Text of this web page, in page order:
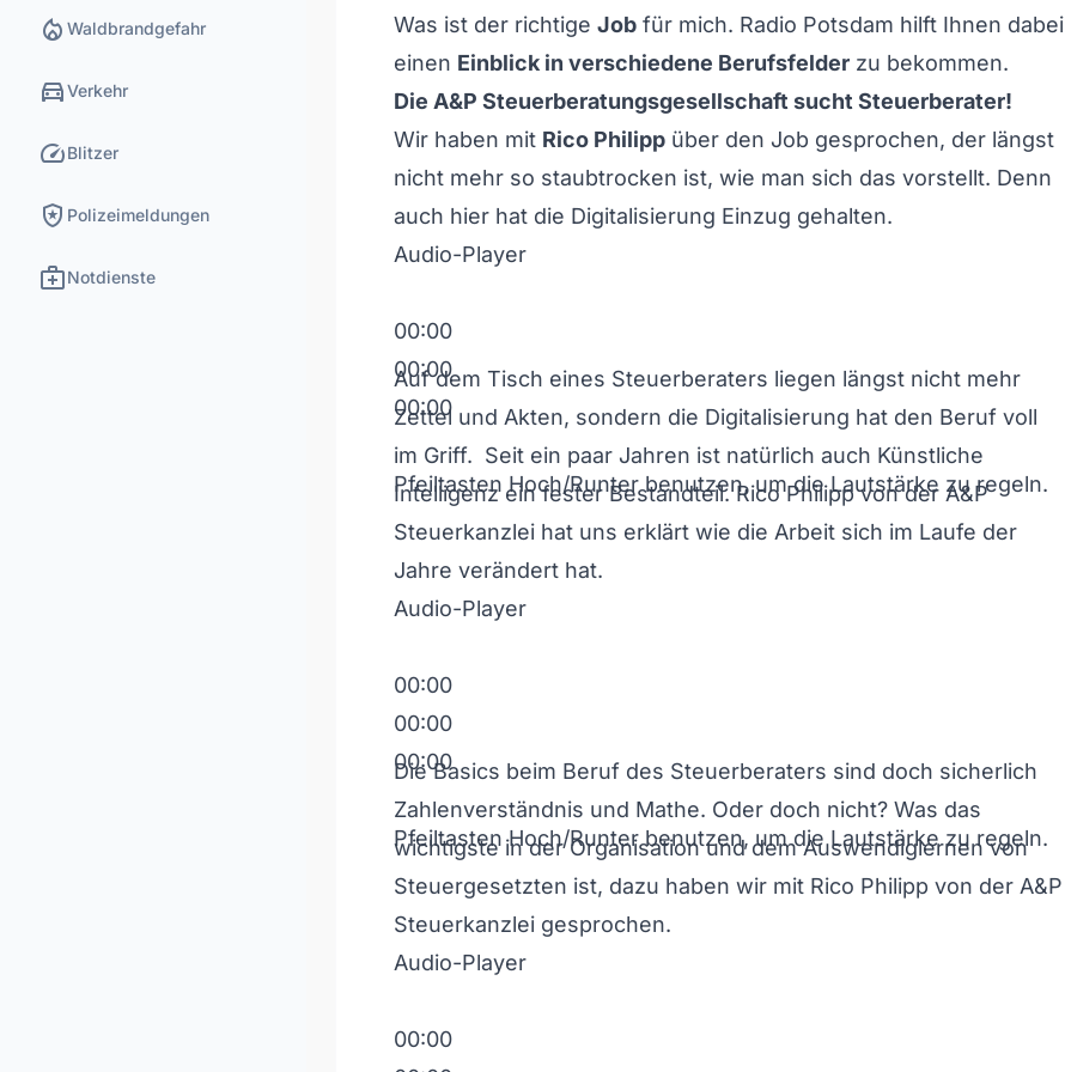
local_fire_department Waldbrandgefahr
directions_carVerkehr
speedBlitzer
local_police Polizeimeldungen
medical_servicesNotdienste
Was ist der richtige Job für mich. Radio Potsdam hilft Ihnen dabei
einen Einblick in verschiedene Berufsfelder zu bekommen.
Die A&P Steuerberatungsgesellschaft sucht Steuerberater!
Wir haben mit Rico Philipp über den Job gesprochen, der längst
nicht mehr so staubtrocken ist, wie man sich das vorstellt. Denn
auch hier hat die Digitalisierung Einzug gehalten.
Audio-Player
00:00
00:00
00:00
Pfeiltasten Hoch/Runter benutzen, um die Lautstärke zu regeln.
Auf dem Tisch eines Steuerberaters liegen längst nicht mehr
Zettel und Akten, sondern die Digitalisierung hat den Beruf voll
im Griff. Seit ein paar Jahren ist natürlich auch Künstliche
Intelligenz ein fester Bestandteil. Rico Philipp von der A&P
Steuerkanzlei hat uns erklärt wie die Arbeit sich im Laufe der
Jahre verändert hat.
Audio-Player
00:00
00:00
00:00
Pfeiltasten Hoch/Runter benutzen, um die Lautstärke zu regeln.
Die Basics beim Beruf des Steuerberaters sind doch sicherlich
Zahlenverständnis und Mathe. Oder doch nicht? Was das
wichtigste in der Organisation und dem Auswendiglernen von
Steuergesetzten ist, dazu haben wir mit Rico Philipp von der A&P
Steuerkanzlei gesprochen.
Audio-Player
00:00